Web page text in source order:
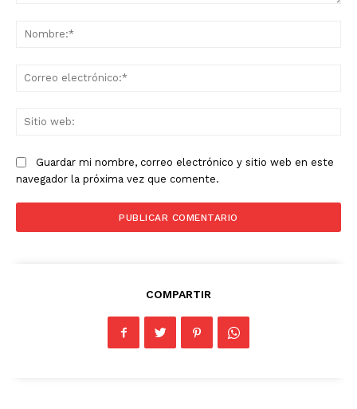
Guardar mi nombre, correo electrónico y sitio web en este
navegador la próxima vez que comente.
COMPARTIR